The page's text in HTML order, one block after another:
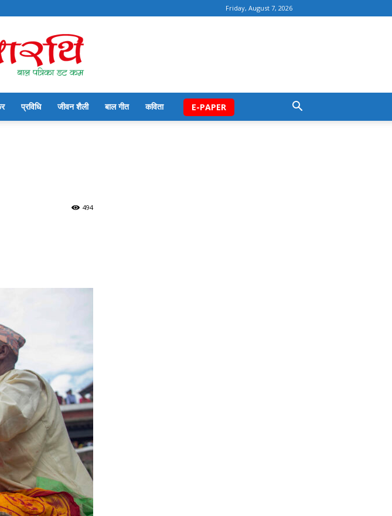
Friday, August 7, 2026
प्रविधि जीवन शैली बाल गीत कविता E-PAPER
494